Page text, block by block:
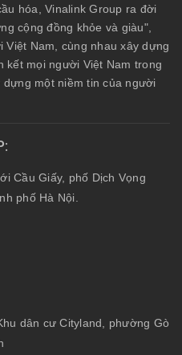
hóa, Vinalink Group ra đời
cộng đồng khỏe và giàu",
Nam, cùng nhau xây dựng
kết mọi người Việt Nam trong
một niềm tin của người
Cầu Giấy, phố Dịch Vọng
phố Hà Nội.
dân cư Cityland, phường Gò